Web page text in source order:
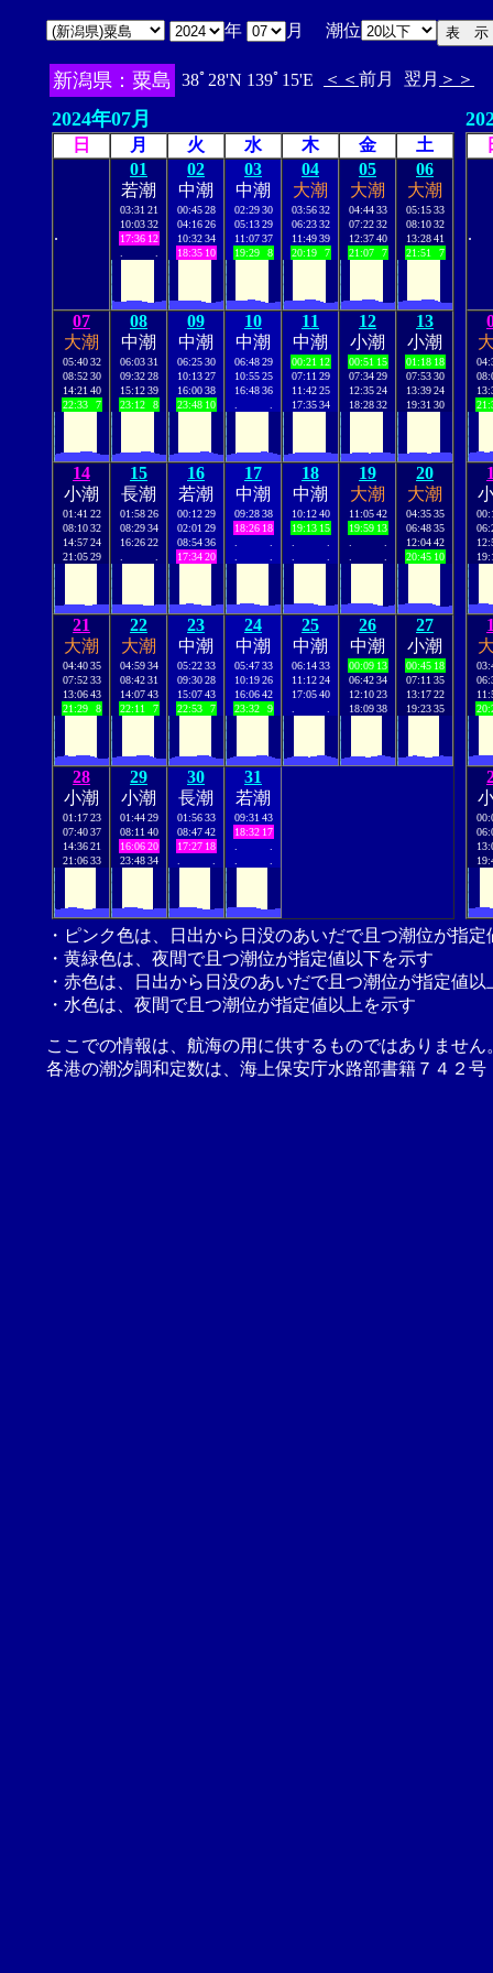
年 月 潮位
新潟県：粟島 38ﾟ28'N 139ﾟ15'E ＜＜ 前月 翌月 ＞＞
2024年07月
日 月 火 水 木 金 土
.
01
若潮
03:31 21
10:03 32
17:36 12
02
中潮
00:45 28
04:16 26
10:32 34
18:35 10
03
中潮
02:29 30
05:13 29
11:07 37
19:29
8
04
大潮
03:56 32
06:23 32
11:49 39
20:19
7
05
大潮
04:44 33
07:22 32
12:37 40
21:07
7
06
大潮
05:15 33
08:10 32
13:28 41
21:51
7
07
大潮
05:40 32
08:52 30
14:21 40
22:33
7
08
中潮
06:03 31
09:32 28
15:12 39
23:12
8
09
中潮
06:25 30
10:13 27
16:00 38
23:48 10
10
中潮
06:48 29
10:55 25
16:48 36
11
中潮
00:21 12
07:11 29
11:42 25
17:35 34
12
小潮
00:51 15
07:34 29
12:35 24
18:28 32
13
小潮
01:18 18
07:53 30
13:39 24
19:31 30
14
小潮
01:41 22
08:10 32
14:57 24
21:05 29
15
長潮
01:58 26
08:29 34
16:26 22
16
若潮
00:12 29
02:01 29
08:54 36
17:34 20
17
中潮
09:28 38
18:26 18
18
中潮
10:12 40
19:13 15
19
大潮
11:05 42
19:59 13
20
大潮
04:35 35
06:48 35
12:04 42
20:45 10
21
大潮
04:40 35
07:52 33
13:06 43
21:29
8
22
大潮
04:59 34
08:42 31
14:07 43
22:11
7
23
中潮
05:22 33
09:30 28
15:07 43
22:53
7
24
中潮
05:47 33
10:19 26
16:06 42
23:32
9
25
中潮
06:14 33
11:12 24
17:05 40
26
中潮
00:09 13
06:42 34
12:10 23
18:09 38
27
小潮
00:45 18
07:11 35
13:17 22
19:23 35
28
小潮
01:17 23
07:40 37
14:36 21
21:06 33
29
小潮
01:44 29
08:11 40
16:06 20
23:48 34
30
長潮
01:56 33
08:47 42
17:27 18
31
若潮
09:31 43
18:32 17
.
・ピンク色は、日出から日没のあいだで且つ潮位が指
・黄緑色は、夜間で且つ潮位が指定値以下を示す
・赤色は、日出から日没のあいだで且つ潮位が指定値以
・水色は、夜間で且つ潮位が指定値以上を示す
ここでの情報は、航海の用に供するものではありませ
各港の潮汐調和定数は、海上保安庁水路部書籍７４２